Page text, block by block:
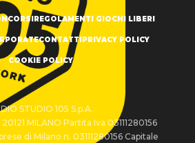
REGOLAMENTI GIOCHI LIBERI
CONTATTIPRIVACY POLICY
COOKIE POLICY
STUDIO 105 S.p.A.
MILANO Partita Iva 03111280156
di Milano n. 03111280156 Capitale